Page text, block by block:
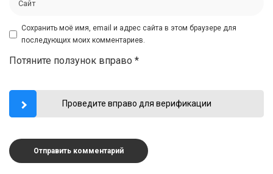
Сохранить моё имя, email и адрес сайта в этом браузере для
последующих моих комментариев.
Потяните ползунок вправо *
Проведите вправо для верификации